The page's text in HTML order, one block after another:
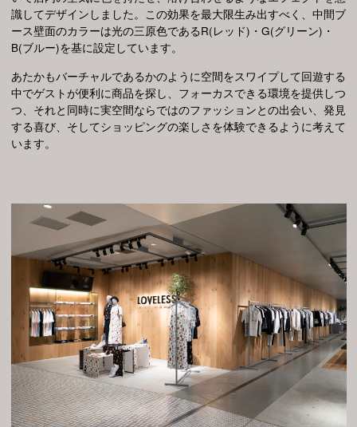
識してデザインしました。この効果を最大限生み出すべく、中間ブ
ース壁面のカラーは光の三原色であるR(レッド)・G(グリーン)・
B(ブルー)を基に設定しています。
あたかもバーチャルであるかのように空間をスワイプして回遊する
中でゲストが便利に商品を探し、フォーカスできる環境を提供しつ
つ、それと同時に実空間ならではのファッションとの出会い、発見
する喜び、そしてショッピングの楽しさを体験できるように考えて
います。